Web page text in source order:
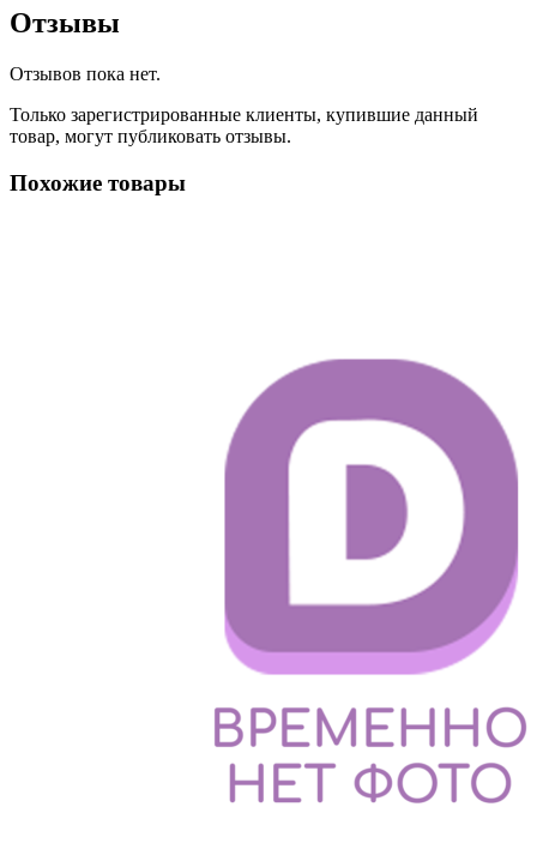
Отзывы
Отзывов пока нет.
Только зарегистрированные клиенты, купившие данный
товар, могут публиковать отзывы.
Похожие товары